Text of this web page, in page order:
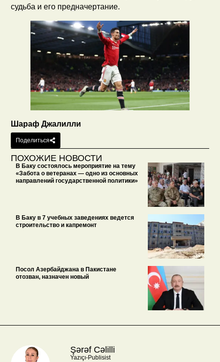
судьба и его предначертание.
Шараф Джалилли
Поделиться
ПОХОЖИЕ НОВОСТИ
В Баку состоялось мероприятие на тему
«Забота о ветеранах — одно из основных
направлений государственной политики»
В Баку в 7 учебных заведениях ведется
строительство и капремонт
Посол Азербайджана в Пакистане
отозван, назначен новый
Şərəf Cəlilli
Yazıçı-Publisist